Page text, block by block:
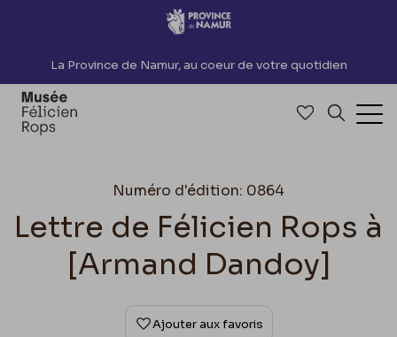
Accèder directement au contenu
La Province de Namur, au coeur de votre quotidien
Accéder à
Numéro d'édition: 0864
Lettre de Félicien Rops à
[Armand Dandoy]
Ajouter aux favoris